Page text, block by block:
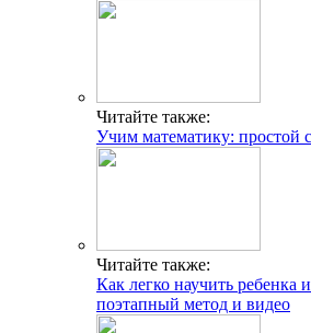
Читайте также:
Учим математику: простой
Читайте также:
Как легко научить ребенка
поэтапный метод и видео